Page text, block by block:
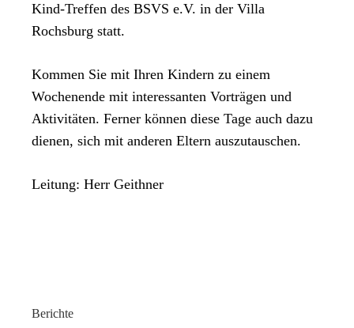
Kind-Treffen des BSVS e.V. in der Villa
Rochsburg statt.
Kommen Sie mit Ihren Kindern zu einem
Wochenende mit interessanten Vorträgen und
Aktivitäten. Ferner können diese Tage auch dazu
dienen, sich mit anderen Eltern auszutauschen.
Leitung: Herr Geithner
Berichte